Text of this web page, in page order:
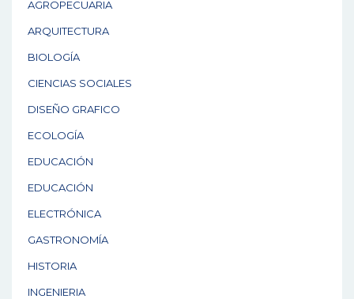
AGROPECUARIA
ARQUITECTURA
BIOLOGÍA
CIENCIAS SOCIALES
DISEÑO GRAFICO
ECOLOGÍA
EDUCACIÓN
EDUCACIÓN
ELECTRÓNICA
GASTRONOMÍA
HISTORIA
INGENIERIA